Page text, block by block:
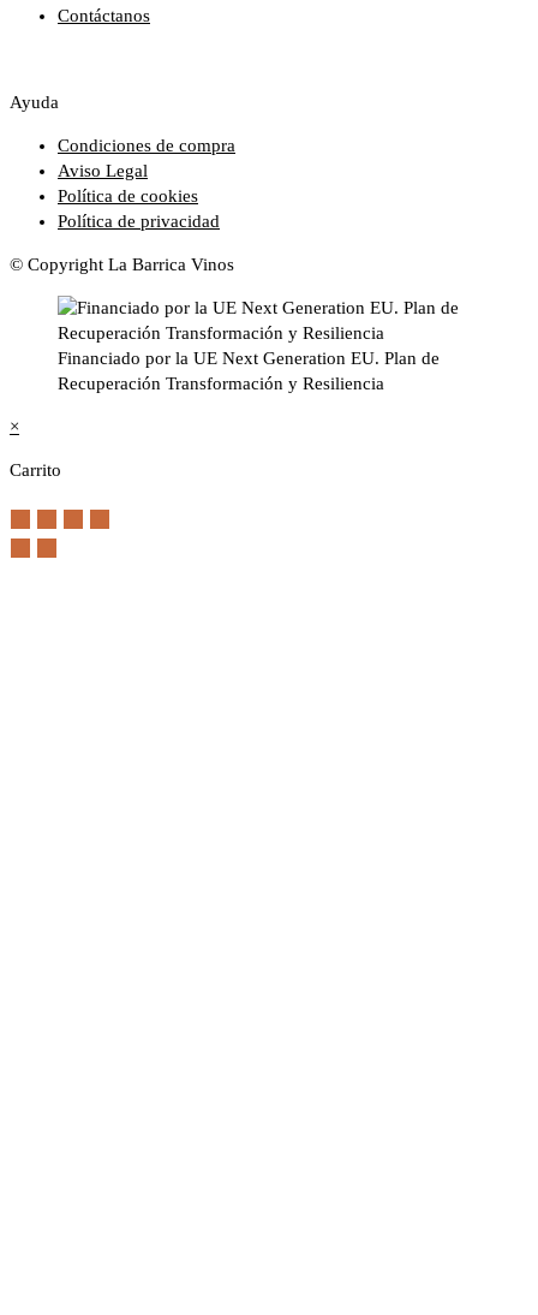
Contáctanos
Ayuda
Condiciones de compra
Aviso Legal
Política de cookies
Política de privacidad
© Copyright La Barrica Vinos
Financiado por la UE Next Generation EU. Plan de
Recuperación Transformación y Resiliencia
×
Carrito